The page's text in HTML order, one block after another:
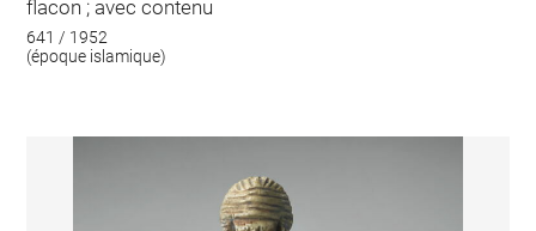
flacon ; avec contenu
641 / 1952
(époque islamique)